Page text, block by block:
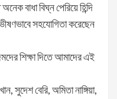
বাধা বিঘ্ন পেরিয়ে হিন্দি
ভীষণভাবে সহযোগিতা করেছেন
শিক্ষা দিতে আমাদের এই
সুদেশ বেরি, অমিতা নাঙ্গিয়া,